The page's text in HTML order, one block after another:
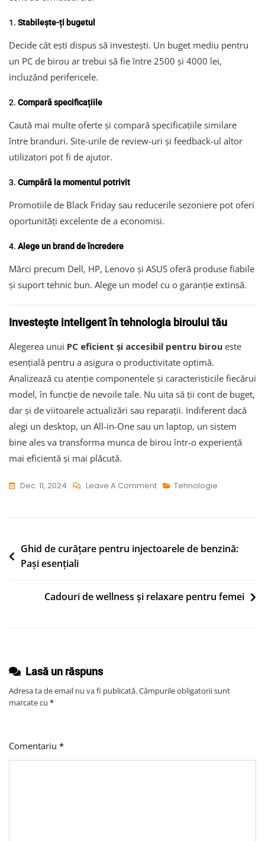
1. Stabilește-ți bugetul
Decide cât ești dispus să investești. Un buget mediu pentru
un PC de birou ar trebui să fie între 2500 și 4000 lei,
incluzând perifericele.
2. Compară specificațiile
Caută mai multe oferte și compară specificațiile similare
între branduri. Site-urile de review-uri și feedback-ul altor
utilizatori pot fi de ajutor.
3. Cumpără la momentul potrivit
Promotiile de Black Friday sau reducerile sezoniere pot oferi
oportunități excelente de a economisi.
4. Alege un brand de încredere
Mărci precum Dell, HP, Lenovo și ASUS oferă produse fiabile
și suport tehnic bun. Alege un model cu o garanție extinsă.
Investește inteligent în tehnologia biroului tău
Alegerea unui PC eficient și accesibil pentru birou este
esențială pentru a asigura o productivitate optimă.
Analizează cu atenție componentele și caracteristicile fiecărui
model, în funcție de nevoile tale. Nu uita să ții cont de buget,
dar și de viitoarele actualizări sau reparații. Indiferent dacă
alegi un desktop, un All-in-One sau un laptop, un sistem
bine ales va transforma munca de birou într-o experiență
mai eficientă și mai plăcută.
Dec. 11, 2024 Leave A CommentOn
Uri
Birou:
Accesibilitate
Tehnologie
Navigare
Ghid de curățare pentru injectoarele de benzină:
Pași esențiali
Cadouri de wellness și relaxare pentru femei
Lasă un răspuns
Adresa ta de email nu va fi publicată.Câmpurile obligatorii sunt
marcate cu *
Comentariu *